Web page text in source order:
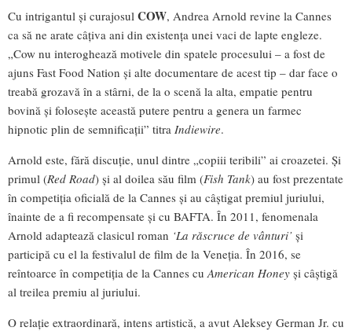
Cu intrigantul și curajosul COW, Andrea Arnold revine la Cannes
ca să ne arate câțiva ani din existența unei vaci de lapte engleze.
„Cow nu interoghează motivele din spatele procesului – a fost de
ajuns Fast Food Nation și alte documentare de acest tip – dar face o
treabă grozavă în a stârni, de la o scenă la alta, empatie pentru
bovină și folosește această putere pentru a genera un farmec
hipnotic plin de semnificații” titra Indiewire.
Arnold este, fără discuție, unul dintre „copiii teribili” ai croazetei. Și
primul (Red Road) și al doilea său film (Fish Tank) au fost prezentate
în competiția oficială de la Cannes și au câștigat premiul juriului,
înainte de a fi recompensate și cu BAFTA. În 2011, fenomenala
Arnold adaptează clasicul roman ‘La răscruce de vânturi’ și
participă cu el la festivalul de film de la Veneția. În 2016, se
reîntoarce în competiția de la Cannes cu American Honey și câștigă
al treilea premiu al juriului.
O relație extraordinară, intens artistică, a avut Aleksey German Jr. cu